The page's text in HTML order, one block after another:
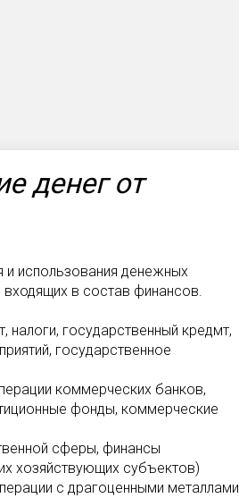
денег от
использования денежных
в состав финансов.
государственный кредмт,
государственное
коммерческих банков,
фонды, коммерческие
сферы, финансы
хозяйствующих субъектов)
с драгоценными металлами